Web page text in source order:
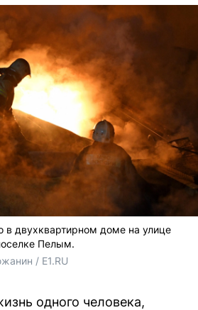
в двухквартирном доме на улице
Пелым.
/ E1.RU
одного человека,